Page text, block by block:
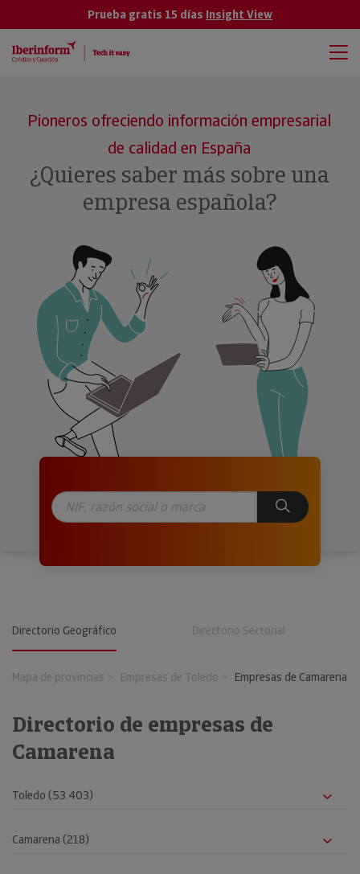
Prueba gratis 15 días Insight View
Pioneros ofreciendo información empresarial
de calidad en España
¿Quieres saber más sobre una
empresa española?
Directorio Geográfico Directorio Sectorial
Mapa de provincias Empresas de Toledo Empresas de Camarena
Directorio de empresas de
Camarena